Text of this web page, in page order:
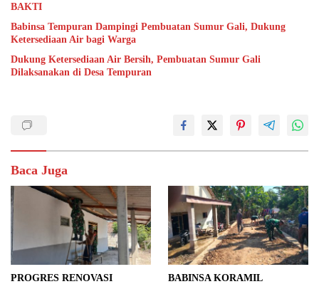
BAKTI
Babinsa Tempuran Dampingi Pembuatan Sumur Gali, Dukung
Ketersediaan Air bagi Warga
Dukung Ketersediaan Air Bersih, Pembuatan Sumur Gali
Dilaksanakan di Desa Tempuran
Baca Juga
PROGRES RENOVASI
BABINSA KORAMIL